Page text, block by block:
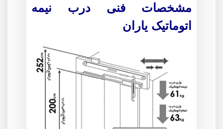
مشخصات فنی درب نیمه
اتوماتیک یاران